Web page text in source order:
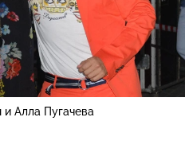
и Алла Пугачева